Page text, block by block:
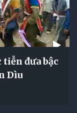
đưa bậc
Dìu